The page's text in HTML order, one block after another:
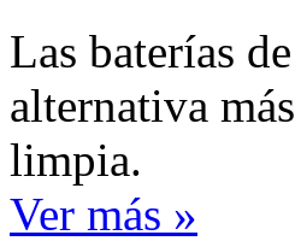
Las baterías
alternativa
limpia.
Ver más »